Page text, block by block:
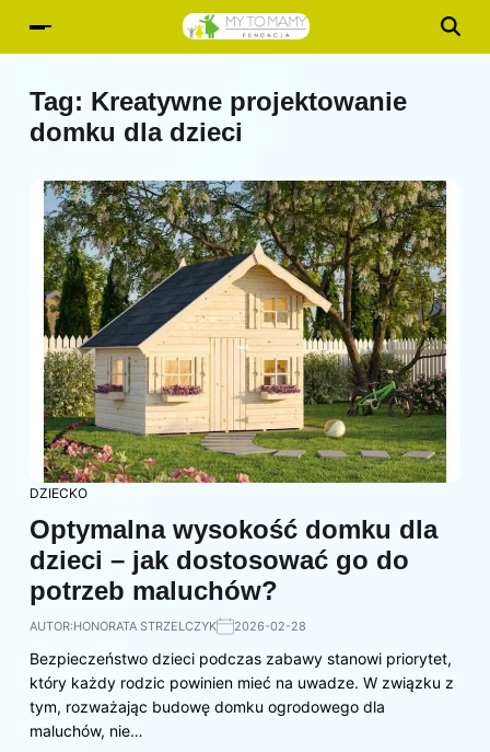
Tag: Kreatywne projektowanie
domku dla dzieci
DZIECKO
Optymalna wysokość domku dla
dzieci – jak dostosować go do
potrzeb maluchów?
AUTOR:HONORATA STRZELCZYK 2026-02-28
Bezpieczeństwo dzieci podczas zabawy stanowi priorytet,
który każdy rodzic powinien mieć na uwadze. W związku z
tym, rozważając budowę domku ogrodowego dla
maluchów, nie…